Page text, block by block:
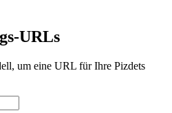
URLs
um eine URL für Ihre Pizdets